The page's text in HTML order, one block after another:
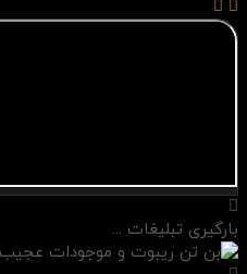
بارگیری تبلیغات ...